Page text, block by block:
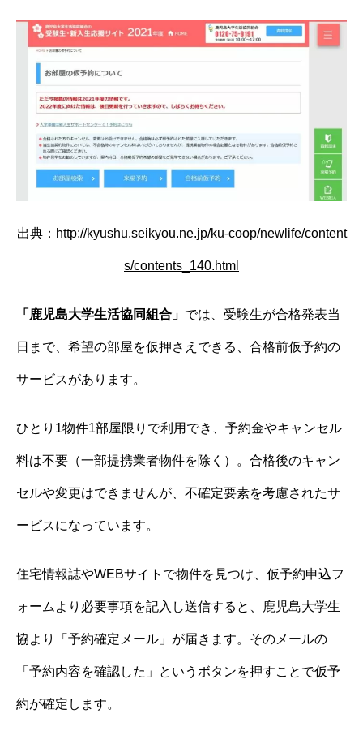
出典： http://kyushu.seikyou.ne.jp/ku-coop/newlife/content
s/contents_140.html
「鹿児島大学生活協同組合」 では、受験生が合格発表当
日まで、希望の部屋を仮押さえできる、合格前仮予約の
サービスがあります。
ひとり1物件1部屋限りで利用でき、予約金やキャンセル
料は不要（一部提携業者物件を除く）。合格後のキャン
セルや変更はできませんが、不確定要素を考慮されたサ
ービスになっています。
住宅情報誌やWEBサイトで物件を見つけ、仮予約申込フ
ォームより必要事項を記入し送信すると、鹿児島大学生
協より「予約確定メール」が届きます。そのメールの
「予約内容を確認した」というボタンを押すことで仮予
約が確定します。